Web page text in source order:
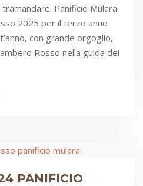
Panificio Mulara
2025 per il terzo anno
con grande orgoglio,
Rosso nella guida dei
PANIFICIO